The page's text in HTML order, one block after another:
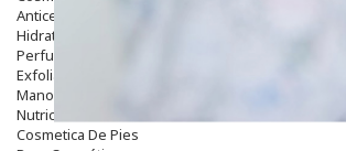
Anticelulíticos
Hidratantes Corporales
Perfumes Y Colonias
Exfoliantes Corporales
Manos Y Uñas
Nutricosmética
Cosmetica De Pies